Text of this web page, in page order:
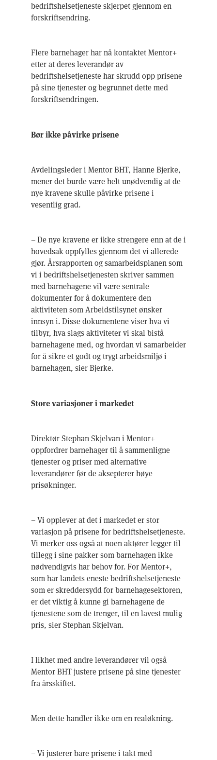
bedriftshelsetjeneste skjerpet gjennom en
forskriftsendring.
Flere barnehager har nå kontaktet Mentor+
etter at deres leverandør av
bedriftshelsetjeneste har skrudd opp prisene
på sine tjenester og begrunnet dette med
forskriftsendringen.
Bør ikke påvirke prisene
Avdelingsleder i Mentor BHT, Hanne Bjerke,
mener det burde være helt unødvendig at de
nye kravene skulle påvirke prisene i
vesentlig grad.
– De nye kravene er ikke strengere enn at de i
hovedsak oppfylles gjennom det vi allerede
gjør. Årsrapporten og samarbeidsplanen som
vi i bedriftshelsetjenesten skriver sammen
med barnehagene vil være sentrale
dokumenter for å dokumentere den
aktiviteten som Arbeidstilsynet ønsker
innsyn i. Disse dokumentene viser hva vi
tilbyr, hva slags aktiviteter vi skal bistå
barnehagene med, og hvordan vi samarbeider
for å sikre et godt og trygt arbeidsmiljø i
barnehagen, sier Bjerke.
Store variasjoner i markedet
Direktør Stephan Skjelvan i Mentor+
oppfordrer barnehager til å sammenligne
tjenester og priser med alternative
leverandører før de aksepterer høye
prisøkninger.
– Vi opplever at det i markedet er stor
variasjon på prisene for bedriftshelsetjeneste.
Vi merker oss også at noen aktører legger til
tillegg i sine pakker som barnehagen ikke
nødvendigvis har behov for. For Mentor+,
som har landets eneste bedriftshelsetjeneste
som er skreddersydd for barnehagesektoren,
er det viktig å kunne gi barnehagene de
tjenestene som de trenger, til en lavest mulig
pris, sier Stephan Skjelvan.
I likhet med andre leverandører vil også
Mentor BHT justere prisene på sine tjenester
fra årsskiftet.
Men dette handler ikke om en realøkning.
– Vi justerer bare prisene i takt med